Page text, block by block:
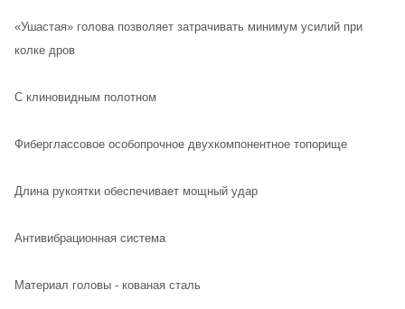
«Ушастая» голова позволяет затрачивать минимум усилий при
колке дров
С клиновидным полотном
Фиберглассовое особопрочное двухкомпонентное топорище
Длина рукоятки обеспечивает мощный удар
Антивибрационная система
Материал головы - кованая сталь